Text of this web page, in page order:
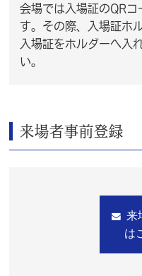
会場では入場証のQR
す。その際、入場証ホ
入場証をホルダーへ入
い。
来場者事前登録
来
は